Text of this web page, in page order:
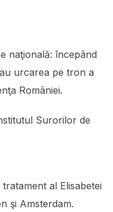
naţională: începând
urcarea pe tron a
României.
Surorilor de
al Elisabetei
şi Amsterdam.